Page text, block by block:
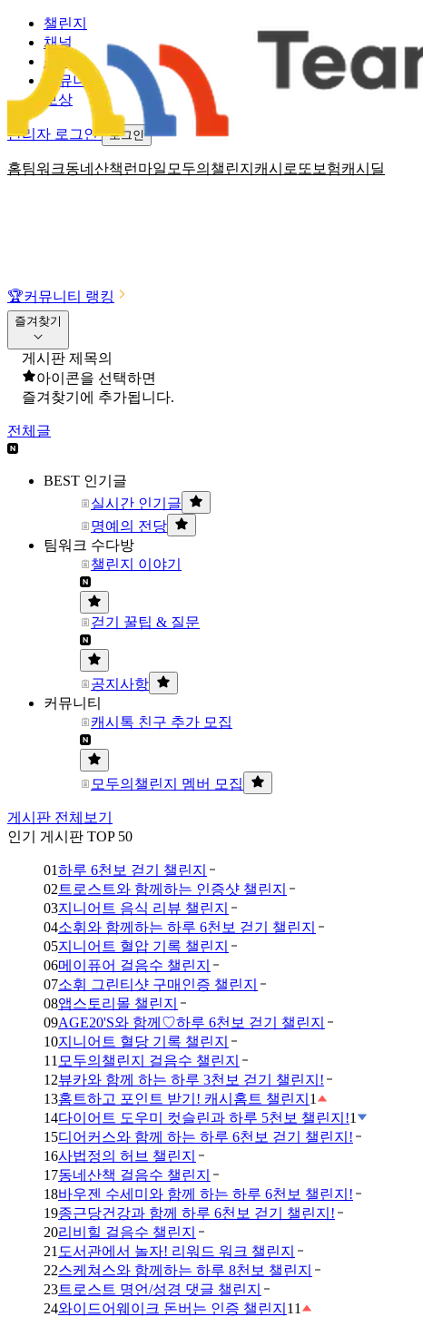
홈팀워크동네산책 런마일 모두의챌린지 캐시로또 보험캐시딜
챌린지
채널
소식
커뮤니티
보상
관리자 로그인 로그인
🏆커뮤니티 랭킹
즐겨찾기
게시판 제목의
아이콘을 선택하면
즐겨찾기에 추가됩니다.
전체글
BEST 인기글
실시간 인기글
명예의 전당
팀워크 수다방
챌린지 이야기
걷기 꿀팁 & 질문
공지사항
커뮤니티
캐시톡 친구 추가 모집
모두의챌린지 멤버 모집
게시판 전체보기
인기 게시판 TOP 50
01하루 6천보 걷기 챌린지
02 트로스트와 함께하는 인증샷 챌린지
03지니어트 음식 리뷰 챌린지
04소휘와 함께하는 하루 6천보 걷기 챌린지
05지니어트 혈압 기록 챌린지
06메이퓨어 걸음수 챌린지
07소휘 그린티샷 구매인증 챌린지
08앱스토리몰 챌린지
09AGE20'S와 함께♡하루 6천보 걷기 챌린지
10지니어트 혈당 기록 챌린지
11 모두의챌린지 걸음수 챌린지
12뷰카와 함께 하는 하루 3천보 걷기 챌린지!
13홈트하고 포인트 받기! 캐시홈트 챌린지 1
14다이어트 도우미 컷슬린과 하루 5천보 챌린지!1
15디어커스와 함께 하는 하루 6천보 걷기 챌린지!
16사법정의 허브 챌린지
17동네산책 걸음수 챌린지
18바우젠 수세미와 함께 하는 하루 6천보 챌린지!
19종근당건강과 함께 하루 6천보 걷기 챌린지!
20리비힐 걸음수 챌린지
21 도서관에서 놀자! 리워드 워크 챌린지
22스케쳐스와 함께하는 하루 8천보 챌린지
23트로스트 명언/성경 댓글 챌린지
24와이드어웨이크 돈버는 인증 챌린지 11